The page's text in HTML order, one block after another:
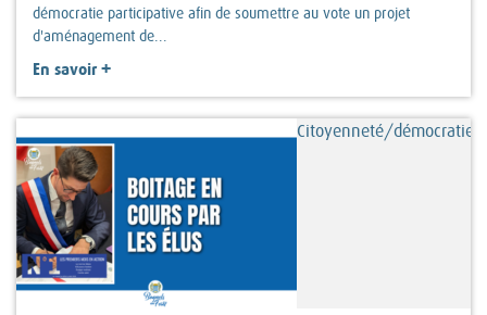
démocratie participative afin de soumettre au vote un projet
d'aménagement de...
En savoir +
Citoyenneté/démocratie